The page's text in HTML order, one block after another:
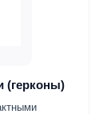
(герконы)